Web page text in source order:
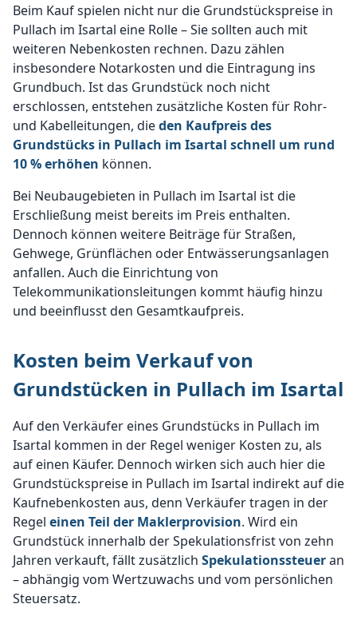
Beim Kauf spielen nicht nur die Grundstückspreise in
Pullach im Isartal eine Rolle – Sie sollten auch mit
weiteren Nebenkosten rechnen. Dazu zählen
insbesondere Notarkosten und die Eintragung ins
Grundbuch. Ist das Grundstück noch nicht
erschlossen, entstehen zusätzliche Kosten für Rohr-
und Kabelleitungen, dieden Kaufpreis des
Grundstücks in Pullach im Isartal schnell um rund
10 % erhöhen können.
Bei Neubaugebieten in Pullach im Isartal ist die
Erschließung meist bereits im Preis enthalten.
Dennoch können weitere Beiträge für Straßen,
Gehwege, Grünflächen oder Entwässerungsanlagen
anfallen. Auch die Einrichtung von
Telekommunikationsleitungen kommt häufig hinzu
und beeinflusst den Gesamtkaufpreis.
Kosten beim Verkauf von
Grundstücken in Pullach im Isartal
Auf den Verkäufer eines Grundstücks in Pullach im
Isartal kommen in der Regel weniger Kosten zu, als
auf einen Käufer. Dennoch wirken sich auch hier die
Grundstückspreise in Pullach im Isartal indirekt auf die
Kaufnebenkosten aus, denn Verkäufer tragen in der
Regel einen Teil der Maklerprovision. Wird ein
Grundstück innerhalb der Spekulationsfrist von zehn
Jahren verkauft, fällt zusätzlich Spekulationssteueran
– abhängig vom Wertzuwachs und vom persönlichen
Steuersatz.